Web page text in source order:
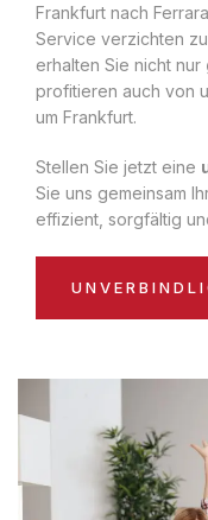
Frankfurt nach
Service verzichten
erhalten Sie nicht nur
profitieren auch von
um Frankfurt.
Stellen Sie jetzt eine
Sie uns gemeinsam
effizient, sorgfältig